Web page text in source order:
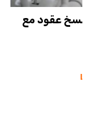
عقود مع